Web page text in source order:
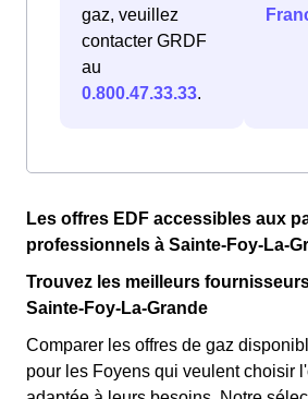
gaz, veuillez
contacter GRDF
au
0.800.47.33.33.
Les offres EDF accessibles aux
professionnels à Sainte-Foy-La-
Trouvez les meilleurs
Sainte-Foy-La-Grande
Comparer les offres de gaz
pour les Foyens qui veulent choisir